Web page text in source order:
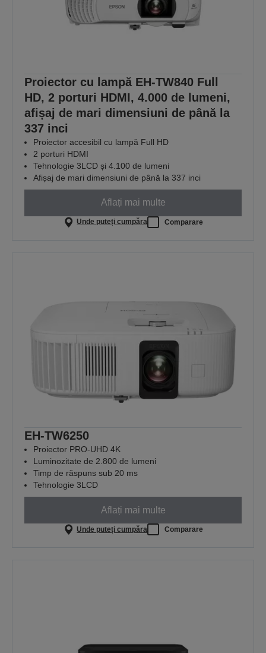
Proiector cu lampă EH-TW840 Full
HD, 2 porturi HDMI, 4.000 de lumeni,
afișaj de mari dimensiuni de până la
337 inci
Proiector accesibil cu lampă Full HD
2 porturi HDMI
Tehnologie 3LCD și 4.100 de lumeni
Afișaj de mari dimensiuni de până la 337 inci
Aflați mai multe
Unde puteți cumpăra Comparare
EH-TW6250
Proiector PRO-UHD 4K
Luminozitate de 2.800 de lumeni
Timp de răspuns sub 20 ms
Tehnologie 3LCD
Aflați mai multe
Unde puteți cumpăra Comparare